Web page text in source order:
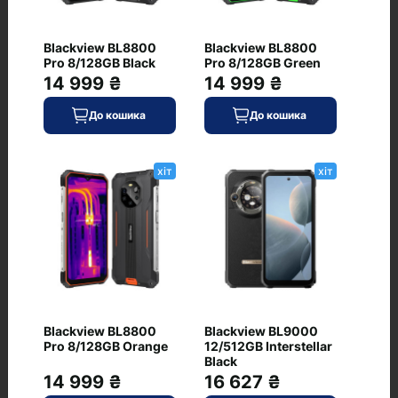
Матеріал кришки/рамки
скло/титан
Тип клавіатури
екранне введення
8.25
Живлення
Ємність акумулятора, мА·год
3274
Стереодинаміки
є
Ще
Blackview BL8800
Pro 8/128GB Black
14 999 ₴
До кошика
Blackview BL8800
Pro 8/128GB Green
14 999 ₴
До кошика
хіт
Blackview BL8800
Pro 8/128GB Orange
14 999 ₴
хіт
Blackview BL9000
12/512GB Interstellar
Black
16 627 ₴